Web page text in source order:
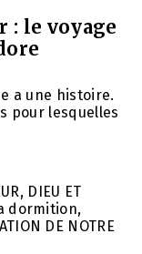
: le voyage
a une histoire.
pour lesquelles
DIEU ET
dormition,
DE NOTRE